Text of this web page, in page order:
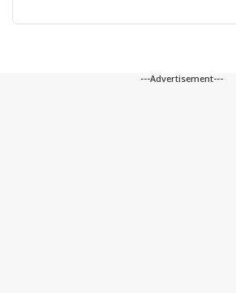
---Advertisement---